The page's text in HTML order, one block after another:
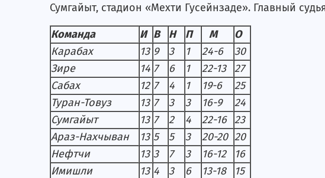
Сумгайыт, стадион «Мехти Гусейнзаде». Главный
Команда И В Н П М
О
Карабах
13 9 3 1 24-6
30
Зире
14 7 6 1 22-13
27
Сабах
12 7 4 1 19-6
25
Туран-Товуз
13 7 3 3 16-9
24
Сумгайыт
13 7 2 4 22-16 23
Араз-Нахчыван
13 5 5 3 20-20 20
Нефтчи
13 3 7 3 16-12
16
Имишли
13 4 3 6 13-18
15